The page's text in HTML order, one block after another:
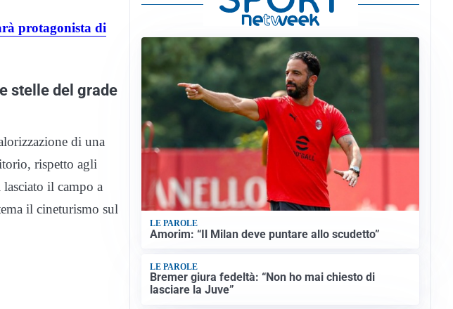
protagonista di
stelle del grade
di una
rispetto agli
il campo a
il cineturismo sul
LE PAROLE
Amorim: “Il Milan deve puntare allo scudetto”
LE PAROLE
Bremer giura fedeltà: “Non ho mai chiesto di
lasciare la Juve”